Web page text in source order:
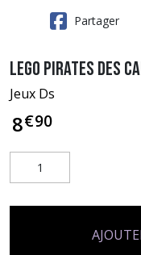
Partager
Lego Pirates des
Jeux Ds
8€90